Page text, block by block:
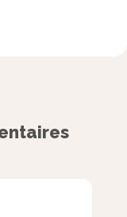
molécules